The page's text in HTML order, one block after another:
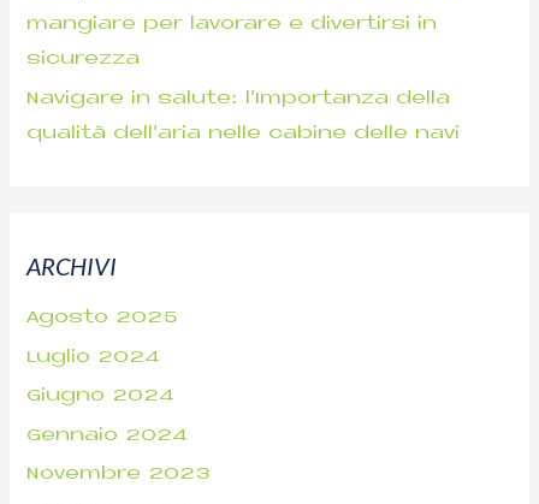
mangiare per lavorare e divertirsi in
sicurezza
Navigare in salute: l’Importanza della
qualità dell’aria nelle cabine delle navi
ARCHIVI
Agosto 2025
Luglio 2024
Giugno 2024
Gennaio 2024
Novembre 2023